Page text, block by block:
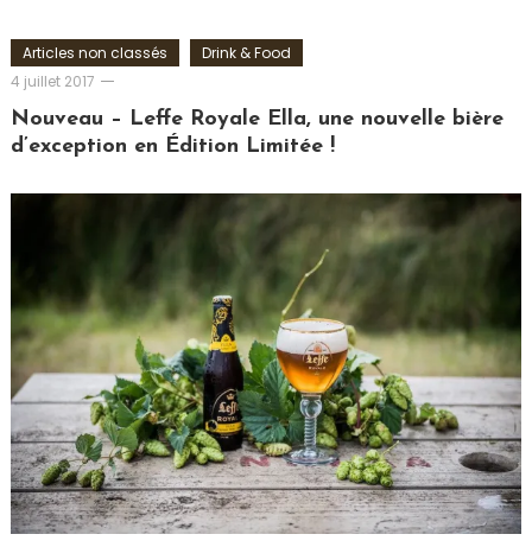
Articles non classés
Drink & Food
4 juillet 2017
Ludovic
Nouveau – Leffe Royale Ella, une nouvelle bière
d’exception en Édition Limitée !